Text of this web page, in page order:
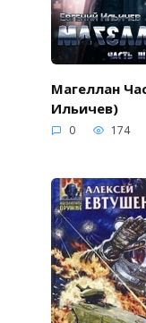
Магеллан
Ильичев)
0 174